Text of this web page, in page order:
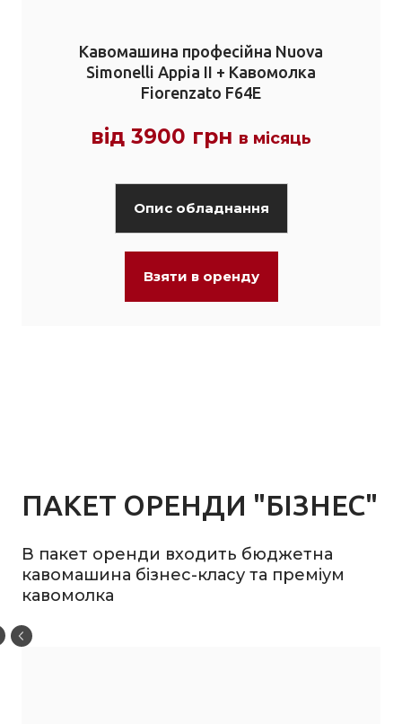
Кавомашина професійна Nuova
Simonelli Appia II + Кавомолка
Fiorenzato F64E
від 3900 грн в місяць
Опис обладнання
Взяти в оренду
ПАКЕТ ОРЕНДИ "БІЗНЕС"
В пакет оренди входить бюджетна
кавомашина бізнес-класу та преміум
кавомолка